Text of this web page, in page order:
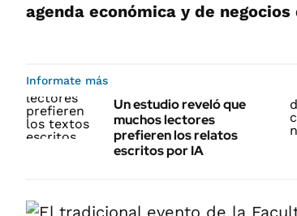
agenda económica y de
Informate más
Un estudio reveló que
muchos lectores
prefieren los relatos
escritos por IA